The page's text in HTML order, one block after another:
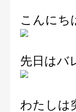
こんにち
先日はバ
わたしは